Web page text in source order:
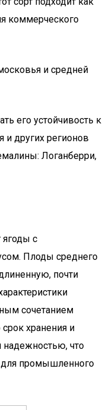
коммерческого
и средней
его устойчивость к
других регионов
Логанберри,
ягоды с
Плоды среднего
почти
сочетанием
хранения и
надежностью, что
для промышленного